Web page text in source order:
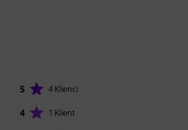
5 4 Klienci
4 1 Klient